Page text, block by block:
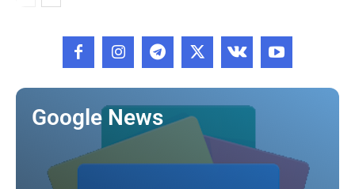
Google News